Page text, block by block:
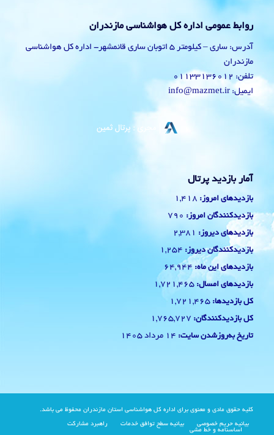
روابط عمومی اداره کل هواشناسی مازندران
آدرس: ساری – کیلومتر 5 اتوبان ساری قائمشهر- اداره کل هواشناسی
مازندران
تلفن: 01133136012
ایمیل: info@mazmet.ir
آمار بازدید پرتال
بازدیدهای امروز: 1,418
بازدیدکنندگان امروز: 790
بازدیدهای دیروز: 2,381
بازدیدکنندگان دیروز: 1,254
بازدیدهای این ماه: 64,944
بازدیدهای امسال: 1,721,465
کل بازدیدها: 1,721,465
کل بازدیدکنند‌گان: 1,765,727
تاریخ به‌روزشدن سایت: 14 مرداد 1405
کلیه حقوق مادی و معنوی برای اداره کل هواشناسی استان مازندران محفوظ می باشد.
بیانیه حریم خصوصی بیانیه سطح توافق خدمات
راهبرد مشارکت
اساسنامه و خط مشی